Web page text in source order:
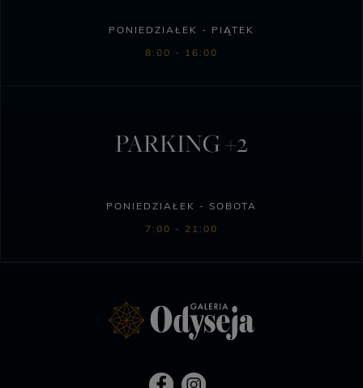
PONIEDZIAŁEK - PIĄTEK
8:00 - 16:00
PARKING +2
PONIEDZIAŁEK - SOBOTA
7:00 - 21:00